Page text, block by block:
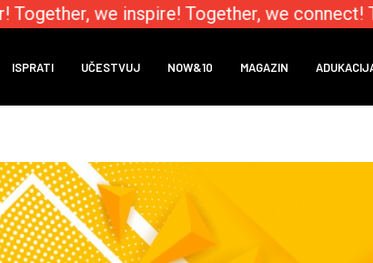
we inspire! Together, we connect!
ISPRATI UČESTVUJ NOW&10 MAGAZIN